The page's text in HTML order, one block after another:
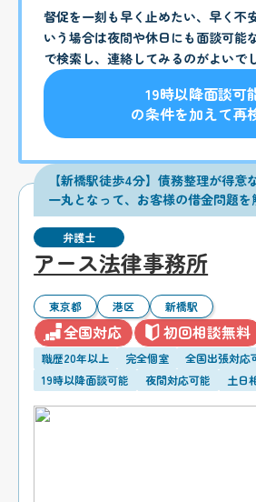
督促を一刻も早く止めたい、早く不
いう場合は夜間や休日にも面談可能
で検索し、連絡してみるのがよいで
19時以降面談可
の条件を加えて再
【新橋駅徒歩4分】債務整理が得意
一丸となって、お客様の借金問題
弁護士
アース法律事務所
東京都 港区 新橋駅
全国対応 初回相談無料
職歴20年以上 完全個室 全国出張対応
19時以降面談可能
夜間対応可能 土日